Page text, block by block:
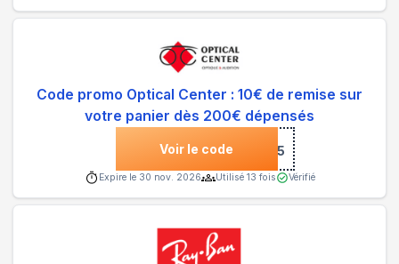
Code promo Optical Center : 10€ de remise sur
votre panier dès 200€ dépensés
Voir le code ***IER5
Expire le 30 nov. 2026 Utilisé 13 fois Vérifié